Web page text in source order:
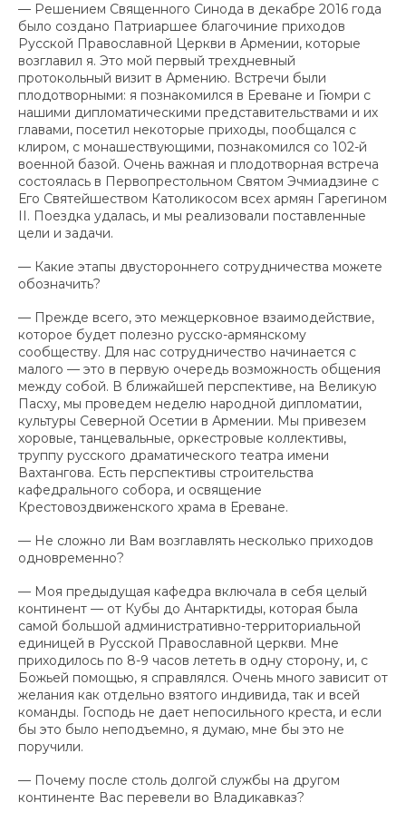
— Решением Священного Синода в декабре 2016 года
было создано Патриаршее благочиние приходов
Русской Православной Церкви в Армении, которые
возглавил я. Это мой первый трехдневный
протокольный визит в Армению. Встречи были
плодотворными: я познакомился в Ереване и Гюмри с
нашими дипломатическими представительствами и их
главами, посетил некоторые приходы, пообщался с
клиром, с монашествующими, познакомился со 102-й
военной базой. Очень важная и плодотворная встреча
состоялась в Первопрестольном Святом Эчмиадзине с
Его Святейшеством Католикосом всех армян Гарегином
II. Поездка удалась, и мы реализовали поставленные
цели и задачи.
— Какие этапы двустороннего сотрудничества можете
обозначить?
— Прежде всего, это межцерковное взаимодействие,
которое будет полезно русско-армянскому
сообществу. Для нас сотрудничество начинается с
малого — это в первую очередь возможность общения
между собой. В ближайшей перспективе, на Великую
Пасху, мы проведем неделю народной дипломатии,
культуры Северной Осетии в Армении. Мы привезем
хоровые, танцевальные, оркестровые коллективы,
труппу русского драматического театра имени
Вахтангова. Есть перспективы строительства
кафедрального собора, и освящение
Крестовоздвиженского храма в Ереване.
— Не сложно ли Вам возглавлять несколько приходов
одновременно?
— Моя предыдущая кафедра включала в себя целый
континент — от Кубы до Антарктиды, которая была
самой большой административно-территориальной
единицей в Русской Православной церкви. Мне
приходилось по 8-9 часов лететь в одну сторону, и, с
Божьей помощью, я справлялся. Очень много зависит от
желания как отдельно взятого индивида, так и всей
команды. Господь не дает непосильного креста, и если
бы это было неподъемно, я думаю, мне бы это не
поручили.
— Почему после столь долгой службы на другом
континенте Вас перевели во Владикавказ?